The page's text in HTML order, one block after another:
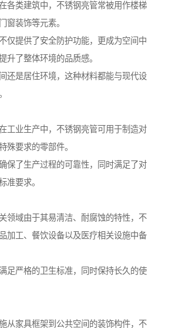
各类建筑中，不锈钢亮管常被用作楼梯
窗装饰等元素。
仅提供了安全防护功能，更成为空间中
升了整体环境的品质感。
还是居住环境，这种材料都能与现代设
工业生产中，不锈钢亮管可用于制造对
殊要求的零部件。
保了生产过程的可靠性，同时满足了对
准要求。
领域由于其易清洁、耐腐蚀的特性，不
加工、餐饮设备以及医疗相关设施中备
足严格的卫生标准，同时保持长久的使
从家具框架到公共空间的装饰构件，不